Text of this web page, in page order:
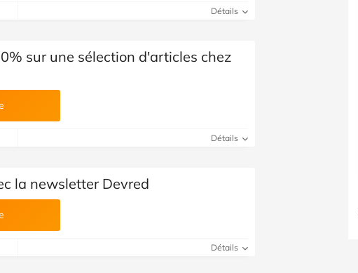
Voir toutes les catégoriesDétails
sur une sélection d'articles chez
Détails
la newsletter Devred
Détails